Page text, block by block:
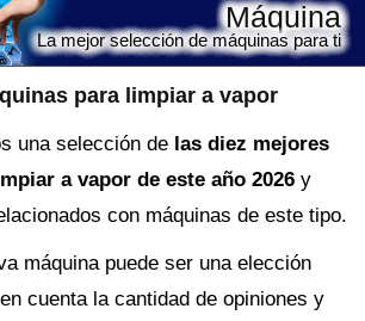
para limpiar a vapor
Máquina
La mejor selección de máquinas para ti
una selección de las diez mejores
a vapor de este año 2026 y
con máquinas de este tipo.
máquinapuede ser una elección
cuenta la cantidad de opiniones y